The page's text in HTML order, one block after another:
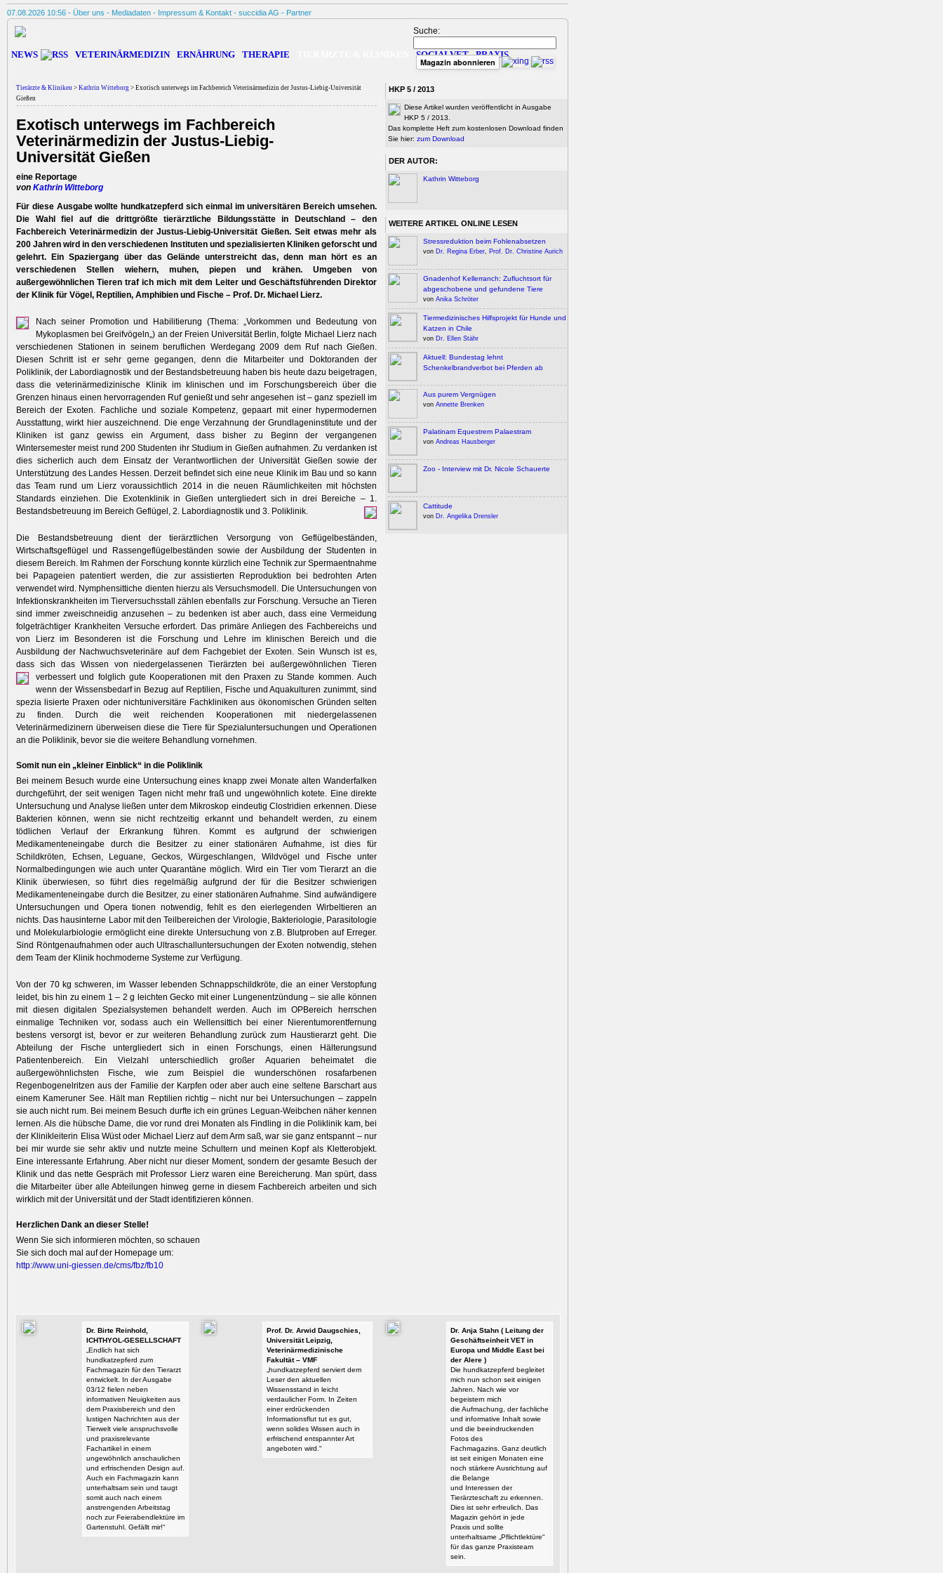
07.08.2026 10:56 - Über uns - Mediadaten - Impressum & Kontakt - succidia AG - Partner
Suche:
Magazin abonnieren
NEWS VETERINÄRMEDIZIN ERNÄHRUNG THERAPIE SOCIALVET PRAXIS
Tierärzte & Kliniken > Kathrin Witteborg > Exotisch unterwegs im Fachbereich Veterinärmedizin der Justus-Liebig-Universität
Gießen
Exotisch unterwegs im Fachbereich
Veterinärmedizin der Justus-Liebig-
Universität Gießen
eine Reportage
von Kathrin Witteborg
Für diese Ausgabe wollte hundkatzepferd sich einmal im universitären Bereich umsehen.
Die Wahl fiel auf die drittgrößte tierärztliche Bildungsstätte in Deutschland – den
Fachbereich Veterinärmedizin der Justus-Liebig-Universität Gießen. Seit etwas mehr als
200 Jahren wird in den verschiedenen Instituten und spezialisierten Kliniken geforscht und
gelehrt. Ein Spaziergang über das Gelände unterstreicht das, denn man hört es an
verschiedenen Stellen wiehern, muhen, piepen und krähen. Umgeben von
außergewöhnlichen Tieren traf ich mich mit dem Leiter und Geschäftsführenden Direktor
der Klinik für Vögel, Reptilien, Amphibien und Fische – Prof. Dr. Michael Lierz.
Nach seiner Promotion und Habilitierung (Thema: „Vorkommen und Bedeutung von
Mykoplasmen bei Greifvögeln„) an der Freien Universität Berlin, folgte Michael Lierz nach
verschiedenen Stationen in seinem beruflichen Werdegang 2009 dem Ruf nach Gießen.
Diesen Schritt ist er sehr gerne gegangen, denn die Mitarbeiter und Doktoranden der
Poliklinik, der Labordiagnostik und der Bestandsbetreuung haben bis heute dazu beigetragen,
dass die veterinärmedizinische Klinik im klinischen und im Forschungsbereich über die
Grenzen hinaus einen hervorragenden Ruf genießt und sehr angesehen ist – ganz speziell im
Bereich der Exoten. Fachliche und soziale Kompetenz, gepaart mit einer hypermodernen
Ausstattung, wirkt hier auszeichnend. Die enge Verzahnung der Grundlageninstitute und der
Kliniken ist ganz gewiss ein Argument, dass bisher zu Beginn der vergangenen
Wintersemester meist rund 200 Studenten ihr Studium in Gießen aufnahmen. Zu verdanken ist
dies sicherlich auch dem Einsatz der Verantwortlichen der Universität Gießen sowie der
Unterstützung des Landes Hessen. Derzeit befindet sich eine neue Klinik im Bau und so kann
das Team rund um Lierz voraussichtlich 2014 in die neuen Räumlichkeiten mit höchsten
Standards einziehen. Die Exotenklinik in Gießen untergliedert sich in drei Bereiche – 1.
Bestandsbetreuung im Bereich Geflügel, 2. Labordiagnostik und 3. Poliklinik.
Die Bestandsbetreuung dient der tierärztlichen Versorgung von Geflügelbeständen,
Wirtschaftsgeflügel und Rassengeflügelbeständen sowie der Ausbildung der Studenten in
diesem Bereich. Im Rahmen der Forschung konnte kürzlich eine Technik zur Spermaentnahme
bei Papageien patentiert werden, die zur assistierten Reproduktion bei bedrohten Arten
verwendet wird. Nymphensittiche dienten hierzu als Versuchsmodell. Die Untersuchungen von
Infektionskrankheiten im Tierversuchsstall zählen ebenfalls zur Forschung. Versuche an Tieren
sind immer zweischneidig anzusehen – zu bedenken ist aber auch, dass eine Vermeidung
folgeträchtiger Krankheiten Versuche erfordert. Das primäre Anliegen des Fachbereichs und
von Lierz im Besonderen ist die Forschung und Lehre im klinischen Bereich und die
Ausbildung der Nachwuchsveterinäre auf dem Fachgebiet der Exoten. Sein Wunsch ist es,
dass sich das Wissen von niedergelassenen Tierärzten bei außergewöhnlichen Tieren
verbessert und folglich gute Kooperationen mit den Praxen zu Stande kommen. Auch
wenn der Wissensbedarf in Bezug auf Reptilien, Fische und Aquakulturen zunimmt, sind
spezia lisierte Praxen oder nichtuniversitäre Fachkliniken aus ökonomischen Gründen selten
zu finden. Durch die weit reichenden Kooperationen mit niedergelassenen
Veterinärmedizinern überweisen diese die Tiere für Spezialuntersuchungen und Operationen
an die Poliklinik, bevor sie die weitere Behandlung vornehmen.
Somit nun ein „kleiner Einblick“ in die Poliklinik
Bei meinem Besuch wurde eine Untersuchung eines knapp zwei Monate alten Wanderfalken
durchgeführt, der seit wenigen Tagen nicht mehr fraß und ungewöhnlich kotete. Eine direkte
Untersuchung und Analyse ließen unter dem Mikroskop eindeutig Clostridien erkennen. Diese
Bakterien können, wenn sie nicht rechtzeitig erkannt und behandelt werden, zu einem
tödlichen Verlauf der Erkrankung führen. Kommt es aufgrund der schwierigen
Medikamenteneingabe durch die Besitzer zu einer stationären Aufnahme, ist dies für
Schildkröten, Echsen, Leguane, Geckos, Würgeschlangen, Wildvögel und Fische unter
Normalbedingungen wie auch unter Quarantäne möglich. Wird ein Tier vom Tierarzt an die
Klinik überwiesen, so führt dies regelmäßig aufgrund der für die Besitzer schwierigen
Medikamenteneingabe durch die Besitzer, zu einer stationären Aufnahme. Sind aufwändigere
Untersuchungen und Opera tionen notwendig, fehlt es den eierlegenden Wirbeltieren an
nichts. Das hausinterne Labor mit den Teilbereichen der Virologie, Bakteriologie, Parasitologie
und Molekularbiologie ermöglicht eine direkte Untersuchung von z.B. Blutproben auf Erreger.
Sind Röntgenaufnahmen oder auch Ultraschalluntersuchungen der Exoten notwendig, stehen
dem Team der Klinik hochmoderne Systeme zur Verfügung.
Von der 70 kg schweren, im Wasser lebenden Schnappschildkröte, die an einer Verstopfung
leidet, bis hin zu einem 1 – 2 g leichten Gecko mit einer Lungenentzündung – sie alle können
mit diesen digitalen Spezialsystemen behandelt werden. Auch im OPBereich herrschen
einmalige Techniken vor, sodass auch ein Wellensittich bei einer Nierentumorentfernung
bestens versorgt ist, bevor er zur weiteren Behandlung zurück zum Haustierarzt geht. Die
Abteilung der Fische untergliedert sich in einen Forschungs, einen Hälterungsund
Patientenbereich. Ein Vielzahl unterschiedlich großer Aquarien beheimatet die
außergewöhnlichsten Fische, wie zum Beispiel die wunderschönen rosafarbenen
Regenbogenelritzen aus der Familie der Karpfen oder aber auch eine seltene Barschart aus
einem Kameruner See. Hält man Reptilien richtig – nicht nur bei Untersuchungen – zappeln
sie auch nicht rum. Bei meinem Besuch durfte ich ein grünes Leguan-Weibchen näher kennen
lernen. Als die hübsche Dame, die vor rund drei Monaten als Findling in die Poliklinik kam, bei
der Klinikleiterin Elisa Wüst oder Michael Lierz auf dem Arm saß, war sie ganz entspannt – nur
bei mir wurde sie sehr aktiv und nutzte meine Schultern und meinen Kopf als Kletterobjekt.
Eine interessante Erfahrung. Aber nicht nur dieser Moment, sondern der gesamte Besuch der
Klinik und das nette Gespräch mit Professor Lierz waren eine Bereicherung. Man spürt, dass
die Mitarbeiter über alle Abteilungen hinweg gerne in diesem Fachbereich arbeiten und sich
wirklich mit der Universität und der Stadt identifizieren können.
Herzlichen Dank an dieser Stelle!
Wenn Sie sich informieren möchten, so schauen
Sie sich doch mal auf der Homepage um:
http://www.uni-giessen.de/cms/fbz/fb10
HKP 5 / 2013
Diese Artikel wurden veröffentlicht in Ausgabe
HKP 5 / 2013.
Das komplette Heft zum kostenlosen Download finden
Sie hier: zum Download
DER AUTOR:
Kathrin Witteborg
WEITERE ARTIKEL ONLINE LESEN
Stressreduktion beim Fohlenabsetzen
von Dr. Regina Erber, Prof. Dr. Christine Aurich
Gnadenhof Kellerranch: Zufluchtsort für
abgeschobene und gefundene Tiere
von Anika Schröter
Tiermedizinisches Hilfsprojekt für Hunde und
Katzen in Chile
von Dr. Ellen Stähr
Aktuell: Bundestag lehnt
Schenkelbrandverbot bei Pferden ab
Aus purem Vergnügen
von Annette Brenken
Palatinam Equestrem Palaestram
von Andreas Hausberger
Zoo - Interview mit Dr. Nicole Schauerte
Cattitude
von Dr. Angelika Drensler
Dr. Birte Reinhold,
ICHTHYOL-GESELLSCHAFT
„Endlich hat sich
hundkatzepferd zum
Fachmagazin für den Tierarzt
entwickelt. In der Ausgabe
03/12 fielen neben
informativen Neuigkeiten aus
dem Praxisbereich und den
lustigen Nachrichten aus der
Tierwelt viele anspruchsvolle
und praxisrelevante
Fachartikel in einem
ungewöhnlich anschaulichen
und erfrischenden Design auf.
Auch ein Fachmagazin kann
unterhaltsam sein und taugt
somit auch nach einem
anstrengenden Arbeitstag
noch zur Feierabendlektüre im
Gartenstuhl. Gefällt mir!“
Prof. Dr. Arwid Daugschies,
Universität Leipzig,
Veterinärmedizinische
Fakultät – VMF
„hundkatzepferd serviert dem
Leser den aktuellen
Wissensstand in leicht
verdaulicher Form. In Zeiten
einer erdrückenden
Informationsflut tut es gut,
wenn solides Wissen auch in
erfrischend entspannter Art
angeboten wird.“
Dr. Anja Stahn ( Leitung der
Geschäftseinheit VET in
Europa und Middle East bei
der Alere )
Die hundkatzepferd begleitet
mich nun schon seit einigen
Jahren. Nach wie vor
begeistern mich
die Aufmachung, der fachliche
und informative Inhalt sowie
und die beeindruckenden
Fotos des
Fachmagazins. Ganz deutlich
ist seit einigen Monaten eine
noch stärkere Ausrichtung auf
die Belange
und Interessen der
Tierärzteschaft zu erkennen.
Dies ist sehr erfreulich. Das
Magazin gehört in jede
Praxis und sollte
unterhaltsame „Pflichtlektüre“
für das ganze Praxisteam
sein.